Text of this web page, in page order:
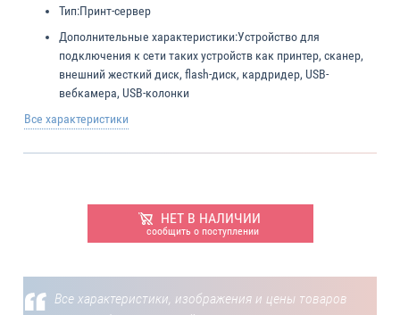
Тип:Принт-сервер
Дополнительные характеристики:Устройство для
подключения к сети таких устройств как принтер, сканер,
внешний жесткий диск, flash-диск, кардридер, USB-
вебкамера, USB-колонки
Все характеристики
НЕТ В НАЛИЧИИ
сообщить о поступлении
Все характеристики, изображения и цены товаров